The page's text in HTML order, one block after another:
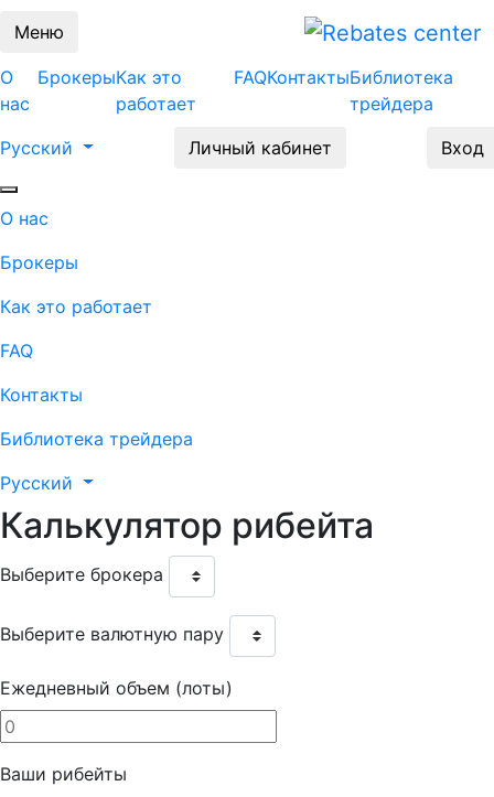
Меню
О
нас
БрокерыКак это
работает
FAQКонтактыБиблиотека
трейдера
Русский
Личный кабинет Вход
О нас
Брокеры
Как это работает
FAQ
Контакты
Библиотека трейдера
Русский
Калькулятор рибейта
Выберите брокера
Выберите валютную пару
Ежедневный объем (лоты)
Ваши рибейты